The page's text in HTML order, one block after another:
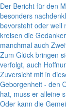
Der Bericht für den
besonders
bevorsteht oder weil
kreisen die
manchmal auch
Zum Glück bringen
verfolgt, auch
Zuversicht mit in
Geborgenheit - den
hat, muss er alleine
Oder kann die